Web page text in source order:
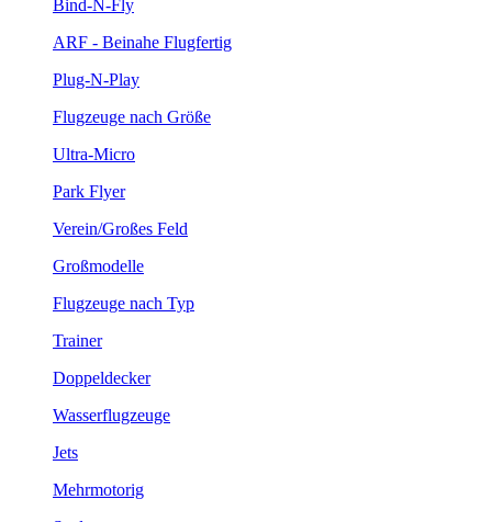
Bind-N-Fly
ARF - Beinahe Flugfertig
Plug-N-Play
Flugzeuge nach Größe
Ultra-Micro
Park Flyer
Verein/Großes Feld
Großmodelle
Flugzeuge nach Typ
Trainer
Doppeldecker
Wasserflugzeuge
Jets
Mehrmotorig